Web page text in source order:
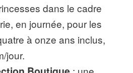
dans le cadre
en journée, pour les
à onze ans inclus,
jour.